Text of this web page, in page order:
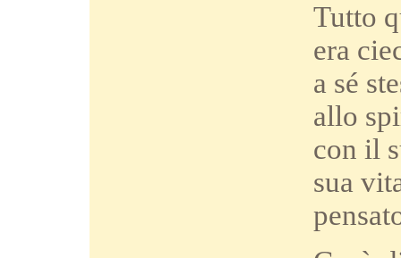
Tutto
era
a sé
allo
con il
sua